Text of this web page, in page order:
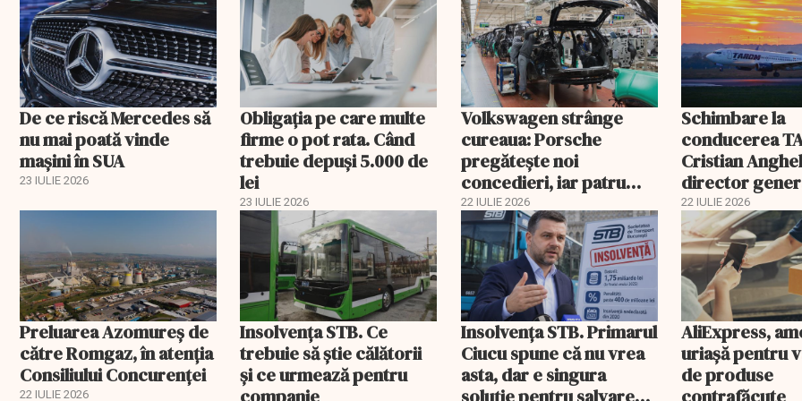
De ce riscă Mercedes să
nu mai poată vinde
mașini în SUA
23 IULIE 2026
Obligația pe care multe
firme o pot rata. Când
trebuie depuși 5.000 de
lei
23 IULIE 2026
Volkswagen strânge
cureaua: Porsche
pregătește noi
concedieri, iar patru
fabrici din Germania
riscă închiderea
22 IULIE 2026
Schimbare la
conducerea
Cristian
director
interimar.
Costaș,
22 IULIE 2026
Preluarea Azomureş de
către Romgaz, în atenţia
Consiliului Concurenţei
22 IULIE 2026
Insolvenţa STB. Ce
trebuie să ştie călătorii
şi ce urmează pentru
Insolvenţa STB. Primarul
Ciucu spune că nu vrea
asta, dar e singura
AliExpress,
uriaşă pentru
de produse